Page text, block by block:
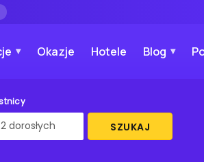
Okazje Hotele Blog
SZUKAJ